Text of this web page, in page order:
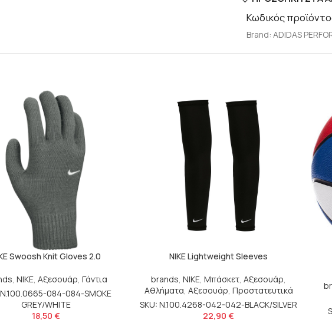
Κωδικός
Brand: ADIDAS
Swoosh Knit Gloves 2.0
, NIKE, Αξεσουάρ, Γάντια
084-084-SMOKE
GREY/WHITE
18,50 €
NIKE Lightweight Sleeves
brands, NIKE, Μπάσκετ, Αξεσουάρ,
Αθλήματα, Αξεσουάρ, Προστατευτικά
SKU: N.100.4268-042-042-BLACK/SILVER
22,90 €